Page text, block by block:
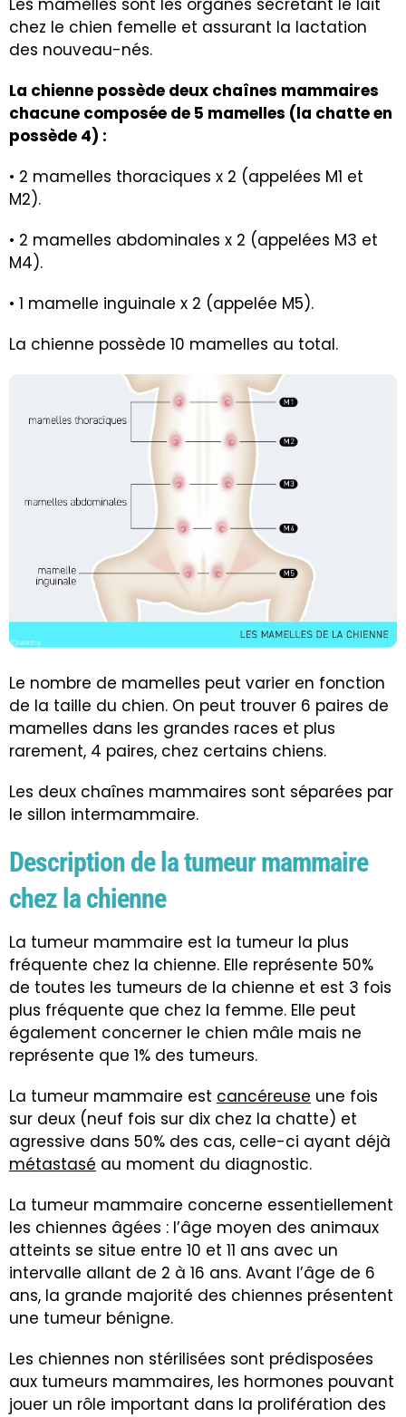
Les mamelles sont les organes sécrétant le lait
chez le chien femelle et assurant la lactation
des nouveau-nés.
La chienne possède deux chaînes mammaires
chacune composée de 5 mamelles (la chatte en
possède 4) :
• 2 mamelles thoraciques x 2 (appelées M1 et
M2).
• 2 mamelles abdominales x 2 (appelées M3 et
M4).
• 1 mamelle inguinale x 2 (appelée M5).
La chienne possède 10 mamelles au total.
Le nombre de mamelles peut varier en fonction
de la taille du chien. On peut trouver 6 paires de
mamelles dans les grandes races et plus
rarement, 4 paires, chez certains chiens.
Les deux chaînes mammaires sont séparées par
le sillon intermammaire.
Description de la tumeur mammaire
chez la chienne
La tumeur mammaire est la tumeur la plus
fréquente chez la chienne. Elle représente 50%
de toutes les tumeurs de la chienne et est 3 fois
plus fréquente que chez la femme. Elle peut
également concerner le chien mâle mais ne
représente que 1% des tumeurs.
La tumeur mammaire est cancéreuse une fois
sur deux (neuf fois sur dix chez la chatte) et
agressive dans 50% des cas, celle-ci ayant déjà
métastasé au moment du diagnostic.
La tumeur mammaire concerne essentiellement
les chiennes âgées : l’âge moyen des animaux
atteints se situe entre 10 et 11 ans avec un
intervalle allant de 2 à 16 ans. Avant l’âge de 6
ans, la grande majorité des chiennes présentent
une tumeur bénigne.
Les chiennes non stérilisées sont prédisposées
aux tumeurs mammaires, les hormones pouvant
jouer un rôle important dans la prolifération des